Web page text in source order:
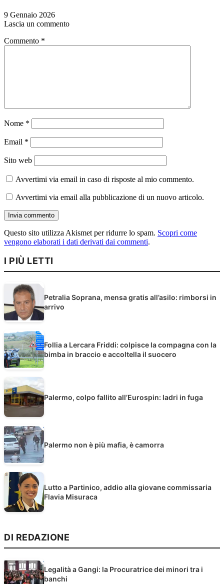
9 Gennaio 2026
Lascia un commento
Commento *
Nome *
Email *
Sito web
Avvertimi via email in caso di risposte al mio commento.
Avvertimi via email alla pubblicazione di un nuovo articolo.
Questo sito utilizza Akismet per ridurre lo spam. Scopri come
vengono elaborati i dati derivati dai commenti.
I PIÙ LETTI
Petralia Soprana, mensa gratis all’asilo: rimborsi in
arrivo
Follia a Lercara Friddi: colpisce la compagna con la
bimba in braccio e accoltella il suocero
Palermo, colpo fallito all’Eurospin: ladri in fuga
Palermo non è più mafia, è camorra
Lutto a Partinico, addio alla giovane commissaria
Flavia Misuraca
DI REDAZIONE
Legalità a Gangi: la Procuratrice dei minori tra i
banchi